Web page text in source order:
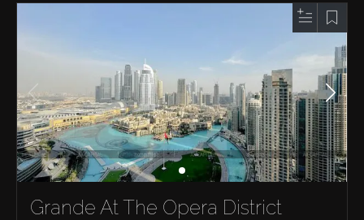
Grande At The Opera District